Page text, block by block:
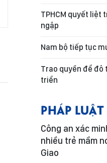
TPHCM quyết liệt
ngập
Nam bộ tiếp tục
Trao quyền để đô
triển
PHÁP LUẬT
Công an xác
nhiều trẻ mầm
Giao